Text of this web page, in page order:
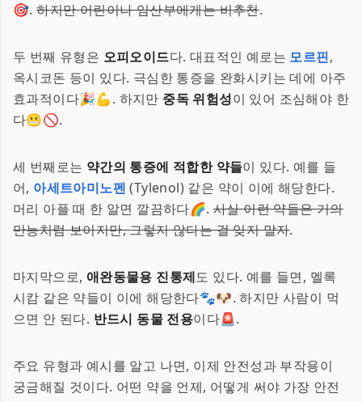
🎯.하지만 어린이나 임산부에게는 비추천.
두 번째 유형은 오피오이드다. 대표적인 예로는 모르핀,
옥시코돈 등이 있다. 극심한 통증을 완화시키는 데에 아주
효과적이다🎉💪. 하지만 중독 위험성이 있어 조심해야 한
다😬🚫.
세 번째로는 약간의 통증에 적합한 약들이 있다. 예를 들
어, 아세트아미노펜 (Tylenol) 같은 약이 이에 해당한다.
머리 아플 때 한 알면 깔끔하다🌈. 사실 이런 약들은 거의
만능처럼 보이지만, 그렇지 않다는 걸 잊지 말자.
마지막으로, 애완동물용 진통제도 있다. 예를 들면, 멜록
시캄 같은 약들이 이에 해당한다🐾🐶. 하지만 사람이 먹
으면 안 된다. 반드시 동물 전용이다🚨.
주요 유형과 예시를 알고 나면, 이제 안전성과 부작용이
궁금해질 것이다. 어떤 약을 언제, 어떻게 써야 가장 안전